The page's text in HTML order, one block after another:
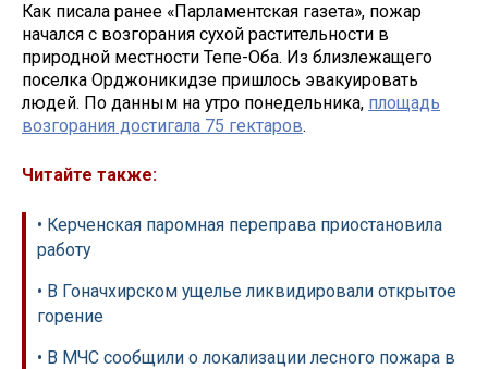
Как писала ранее «Парламентская газета», пожар
начался с возгорания сухой растительности в
природной местности Тепе-Оба. Из близлежащего
поселка Орджоникидзе пришлось эвакуировать
людей. По данным на утро понедельника, площадь
возгорания достигала 75 гектаров.
Читайте также:
• Керченская паромная переправа приостановила
работу
• В Гоначхирском ущелье ликвидировали открытое
горение
• В МЧС сообщили о локализации лесного пожара в